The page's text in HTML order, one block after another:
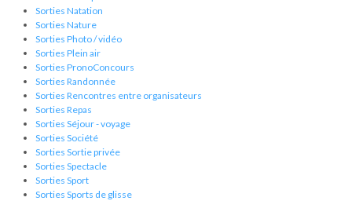
Sorties Natation
Sorties Nature
Sorties Photo / vidéo
Sorties Plein air
Sorties PronoConcours
Sorties Randonnée
Sorties Rencontres entre organisateurs
Sorties Repas
Sorties Séjour - voyage
Sorties Société
Sorties Sortie privée
Sorties Spectacle
Sorties Sport
Sorties Sports de glisse